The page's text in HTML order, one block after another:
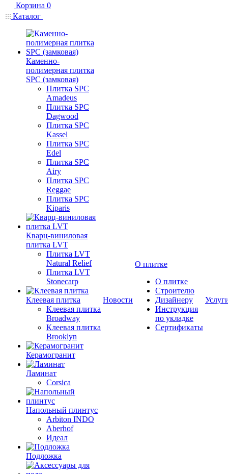
Корзина 0
Каталог
Каменно-
полимерная плитка
SPC (замковая)
Плитка SPC
Amadeus
Плитка SPC
Dagwood
Плитка SPC
Kassel
Плитка SPC
Edel
Плитка SPC
Airy
Плитка SPC
Reggae
Плитка SPC
Kiparis
Кварц-виниловая
плитка LVT
Плитка LVT
Natural Relief
Плитка LVT
Stonecarp
Клеевая плитка
Клеевая плитка
Broadway
Клеевая плитка
Brooklyn
Керамогранит
Ламинат
Corsica
Напольный плинтус
Arbiton INDO
Aberhof
Идеал
Подложка
Новости
О плитке
О плитке
Строителю
Дизайнеру
Инструкция
по укладке
Сертификаты